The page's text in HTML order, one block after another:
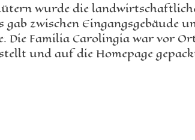
wurde die
zwischen Eingangsgebäude
Familia Carolingia war vor
und auf die Homepage